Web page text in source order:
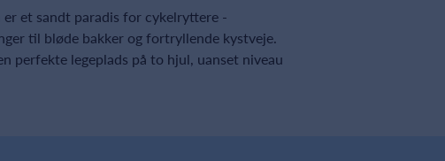
er et sandt paradis for cykelryttere -
til bløde bakker og fortryllende kystveje.
perfekte legeplads på to hjul, uanset niveau